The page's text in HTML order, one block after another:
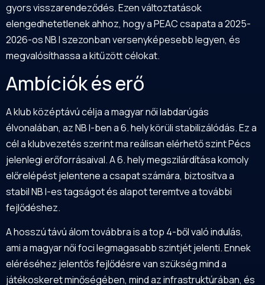
gyors visszarendeződés. Ezen változtatások
elengedhetetlenek ahhoz, hogy a PEAC csapata a 2025-
2026-os NB I szezonban versenyképesebb legyen, és
megvalósíthassa a kitűzött célokat.
Ambíciók és erő
A klub középtávú célja a magyar női labdarúgás
élvonalában, az NB I-ben a 6. hely körüli stabilizálódás. Ez a
cél a klubvezetés szerint ma reálisan elérhető szint Pécs
jelenlegi erőforrásaival. A 6. hely megszilárdítása komoly
előrelépést jelentene a csapat számára, biztosítva a
stabil NB I-es tagságot és alapot teremtve a további
fejlődéshez.
A hosszú távú álom továbbra is a top 4-ből való indulás,
ami a magyar női foci legmagasabb szintjét jelenti. Ennek
eléréséhez jelentős fejlődésre van szükség mind a
játékoskeret minőségében, mind az infrastruktúrában, és